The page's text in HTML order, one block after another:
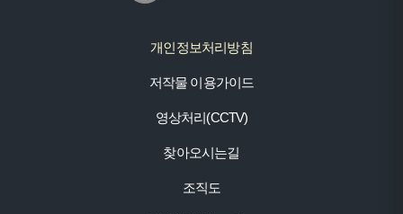
개인정보처리방침
저작물 이용가이드
영상처리(CCTV)
찾아오시는길
조직도